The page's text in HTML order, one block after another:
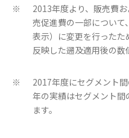
※
2013年度より、販売費
売促進費の一部につい
表示）に変更を行った
反映した遡及適用後の数
※
2017年度にセグメント
年の実績はセグメント間
ます。